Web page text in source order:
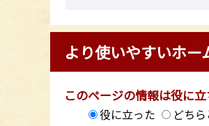
より使いやすいホー
このページの情報は役に
役に立った どち